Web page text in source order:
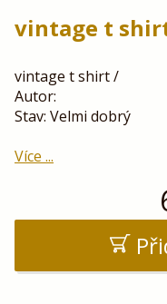
vintage t
vintage t shirt /
Autor:
Stav: Velmi dobrý
Více ...